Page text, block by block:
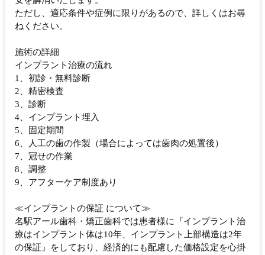
ただし、適応条件や症例に限りがあるので、詳しくはお尋
ねください。
施術の詳細
インプラント治療の流れ
1、初診・無料診断
2、精密検査
3、診断
4、インプラント埋入
5、固定期間
6、人工の歯の作製（場合によっては歯肉の処置後）
7、冠せの作業
8、調整
9、アフターケア制度あり
≪インプラントの保証 について≫
名駅アール歯科・矯正歯科では患者様に『インプラント治
療はインプラント体は10年、インプラント上部構造は2年
の保証』をしており、経済的にも配慮した価格設定を心掛